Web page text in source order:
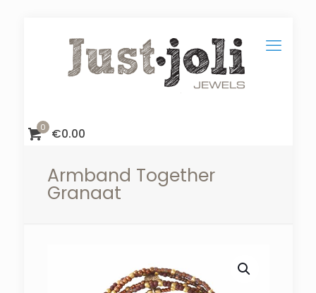
0 €0.00
Armband Together
Granaat